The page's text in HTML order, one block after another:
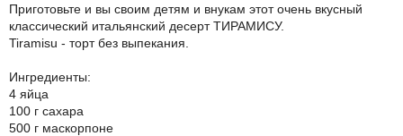
Приготовьте и вы своим детям и внукам этот очень вкусный
классический итальянский десерт ТИРАМИСУ.
Tiramisu - торт без выпекания.
Ингредиенты:
4 яйца
100 г сахара
500 г маскорпоне